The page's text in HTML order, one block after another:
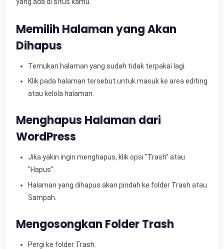
Memilih Halaman yang Akan
Dihapus
Temukan halaman yang sudah tidak terpakai lagi.
Klik pada halaman tersebut untuk masuk ke area editing
atau kelola halaman.
Menghapus Halaman dari
WordPress
Jika yakin ingin menghapus, klik opsi "Trash" atau
"Hapus".
Halaman yang dihapus akan pindah ke folder Trash atau
Sampah.
Mengosongkan Folder Trash
Pergi ke folder Trash.